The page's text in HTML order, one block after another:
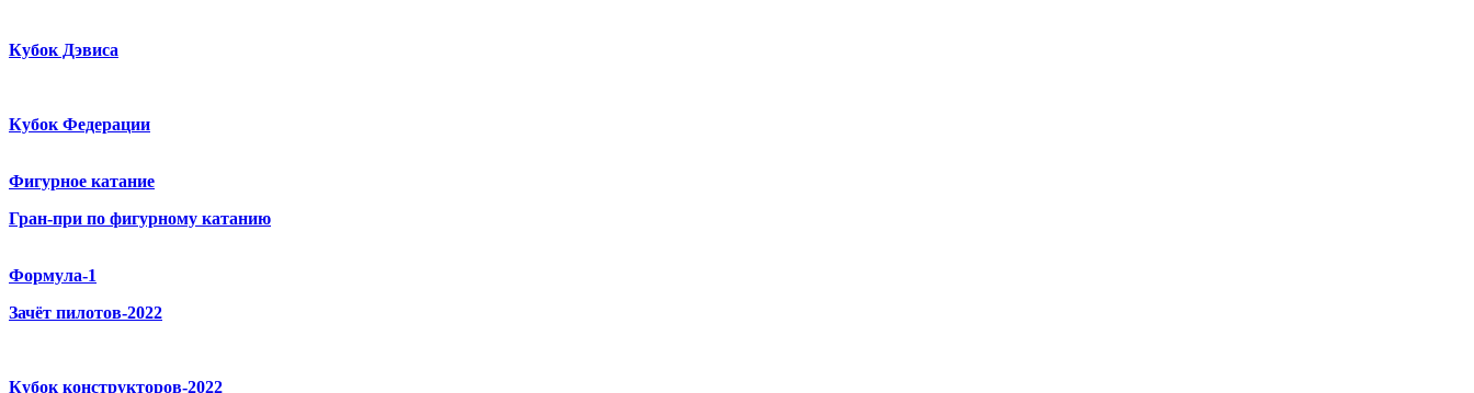
Кубок Дэвиса
Кубок Федерации
Фигурное катание
Гран-при по фигурному катанию
Формула-1
Зачёт пилотов-2022
Кубок конструкторов-2022